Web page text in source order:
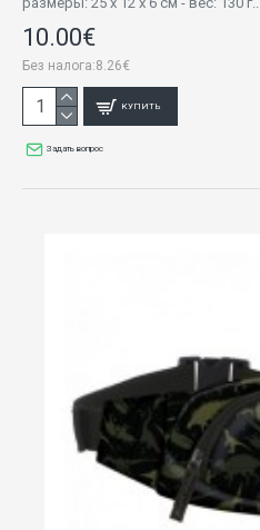
10.00€
Без налога:8.26€
КУПИТЬ
Задать вопрос